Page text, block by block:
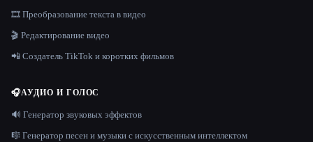
🎞️ Преобразование текста в видео
🎬 Редактирование видео
📲 Создатель TikTok и коротких фильмов
🎧АУДИО И ГОЛОС
🔊 Генератор звуковых эффектов
🎼 Генератор песен и музыки с искусственным интеллектом